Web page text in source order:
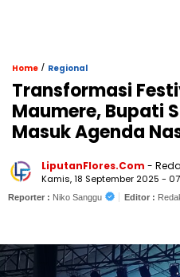
Home / Regional
Transformasi
Maumere, Bupati
Masuk Agenda
LiputanFlores.Com -
Kamis, 18 September 2025 -
Reporter : Niko Sanggu Editor :